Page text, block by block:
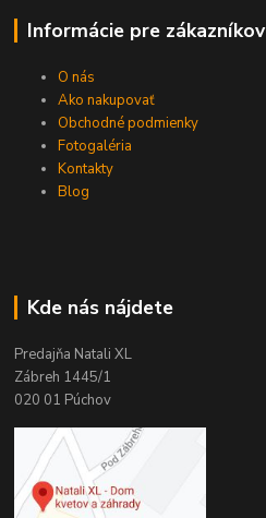
Informácie pre zákazníkov
O nás
Ako nakupovať
Obchodné podmienky
Fotogaléria
Kontakty
Blog
Kde nás nájdete
Predajňa Natali XL
Zábreh 1445/1
020 01 Púchov